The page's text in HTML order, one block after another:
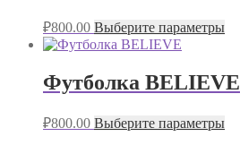
₽800.00 Выберите параметры
Футболка BELIEVE
₽800.00 Выберите параметры